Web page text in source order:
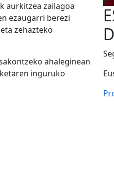
aurkitzea zailagoa
ezaugarri berezi
zehazteko
ahaleginean
inguruko